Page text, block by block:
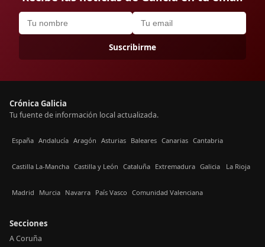
Suscribirme
Crónica Galicia
Tu fuente de información local actualizada.
España Andalucía Aragón Asturias Baleares Canarias Cantabria
Castilla La-Mancha Castilla y León Cataluña Extremadura Galicia La Rioja
Madrid Murcia Navarra País Vasco Comunidad Valenciana
Secciones
A Coruña